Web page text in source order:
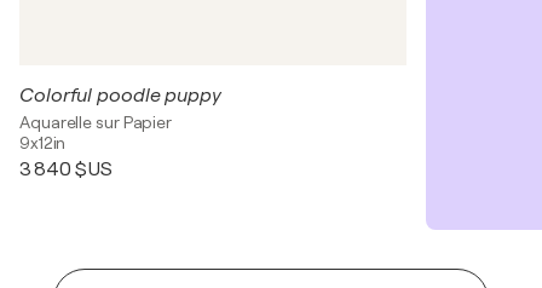
Colorful poodle puppy
Aquarelle sur Papier
9x12in
3 840 $US